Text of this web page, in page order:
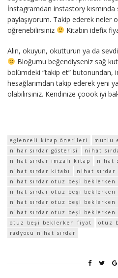
İnstagramdan instastory
paylaşıyorum. Takip ederek neler
öğrenebilirsiniz
Kitabın idefix
Alın, okuyun, okutturun ya da
Bloğumu beğendiyseniz sağ
bölümdeki “takip et” butonundan,
hesağlarımdan takip ederek yeni
olabilirsiniz. Kendinize çoook iyi
eğlenceli kitap önerileri
mutlu
nihar sırdar gösterisi
nihat
nihat sırdar imzalı kitap
nihat
nihat sırdar kitabı
nihat sırdar
nihat sırdar otuz beşi beklerken
nihat sırdar otuz beşi beklerken
nihat sırdar otuz beşi beklerken
nihat sırdar otuz beşi beklerken
otuz beşi beklerken fiyat
otuz
radyocu nihat sırdar